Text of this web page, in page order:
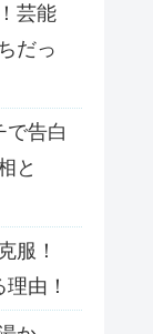
芸能
だっ
で告白
と
服！
由！